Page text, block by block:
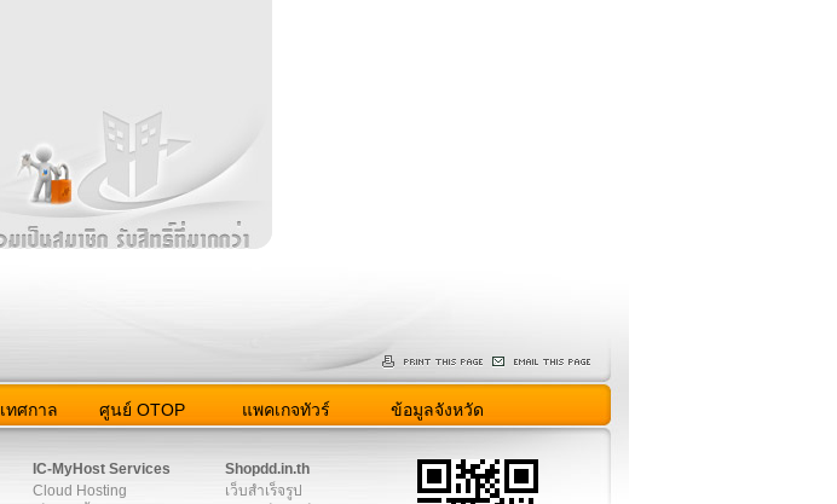
เทศกาล ศูนย์ OTOP แพคเกจทัวร์ ข้อมูลจังหวัด
IC-MyHost Services
Cloud Hosting
Shopdd.in.th
เว็บสำเร็จรูป